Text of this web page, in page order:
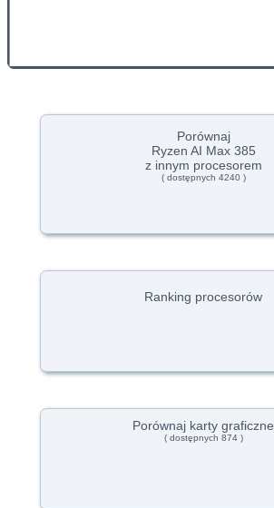
Porównaj
Ryzen AI Max 385
z innym procesorem
( dostępnych 4240 )
Ranking procesorów
Porównaj karty graficzne
( dostępnych 874 )